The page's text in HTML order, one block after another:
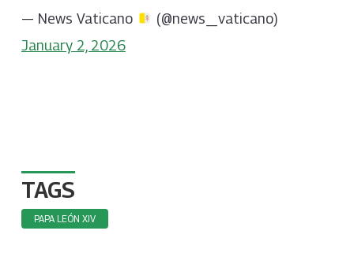
— News Vaticano
(@news_vaticano)
January 2, 2026
TAGS
PAPA LEÓN XIV